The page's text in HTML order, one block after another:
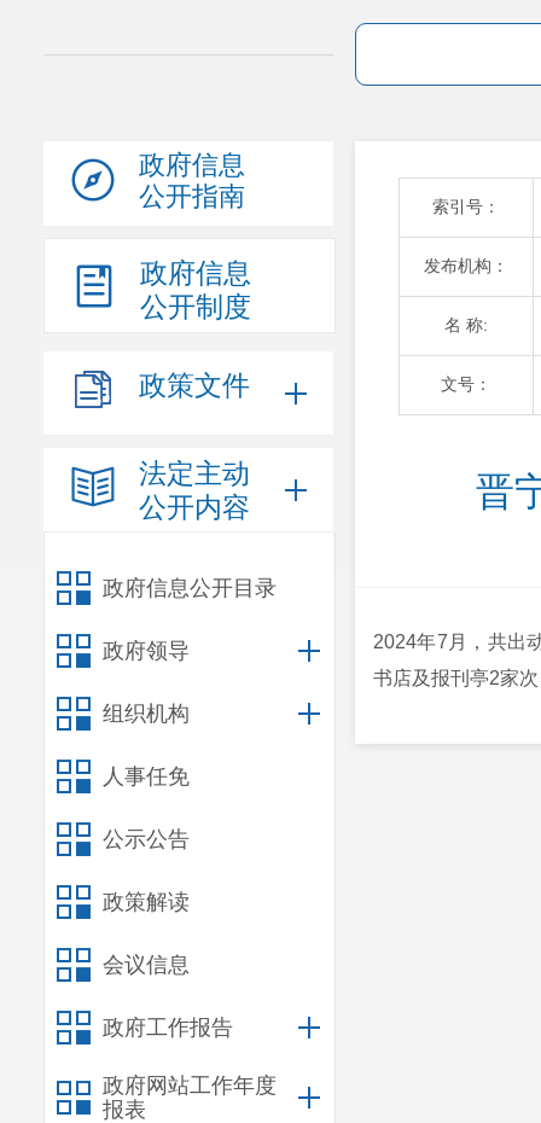
政府信息
公开指南
政府信息
公开制度
政策文件
法定主动
公开内容
政府信息公开目录
政府领导
组织机构
人事任免
公示公告
政策解读
会议信息
政府工作报告
政府网站工作年度
报表
索引号：
发布机构：
名 称:
文号：
晋
2024年7月，共出
书店及报刊亭2家